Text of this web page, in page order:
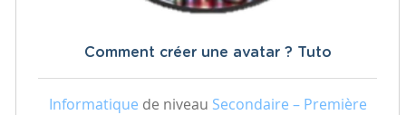
Comment créer une avatar ? Tuto
Informatique de niveau Secondaire – Première